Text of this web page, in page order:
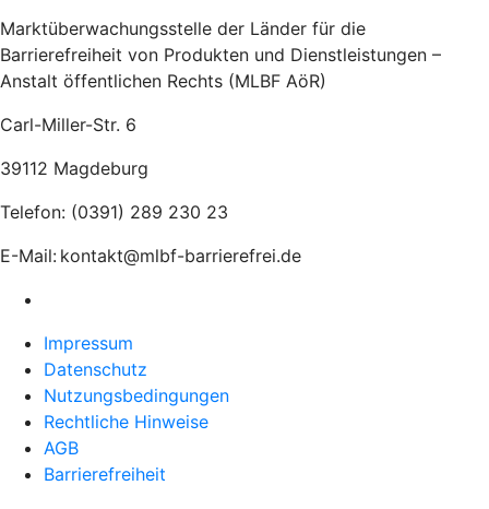
Marktüberwachungsstelle der Länder für die
Barrierefreiheit von Produkten und Dienstleistungen –
Anstalt öffentlichen Rechts (MLBF AöR)
Carl-Miller-Str. 6
39112 Magdeburg
Telefon: (0391) 289 230 23
E-Mail: kontakt@mlbf-barrierefrei.de
Impressum
Datenschutz
Nutzungsbedingungen
Rechtliche Hinweise
AGB
Barrierefreiheit